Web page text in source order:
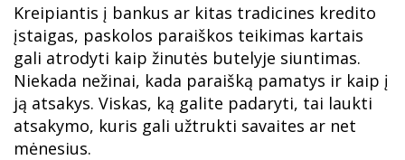
Kreipiantis į bankus ar kitas tradicines kredito
įstaigas, paskolos paraiškos teikimas kartais
gali atrodyti kaip žinutės butelyje siuntimas.
Niekada nežinai, kada paraišką pamatys ir kaip į
ją atsakys. Viskas, ką galite padaryti, tai laukti
atsakymo, kuris gali užtrukti savaites ar net
mėnesius.